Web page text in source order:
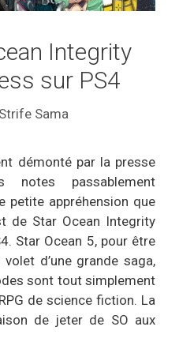
Integrity
sur PS4
Sama
démonté par la presse
passablement
petite appréhension que
de Star Ocean Integrity
Star Ocean 5, pour être
d’une grande saga,
sont tout simplement
de science fiction. La
de jeter de SO aux